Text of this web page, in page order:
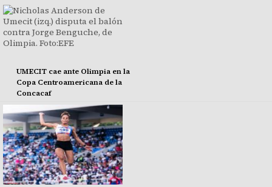
UMECIT cae ante Olimpia en la
Copa Centroamericana de la
Concacaf